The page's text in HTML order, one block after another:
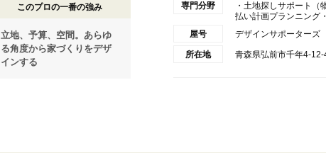
このプロの一番の強み
立地、予算、空間。あらゆ
る角度から家づくりをデザ
インする
専門分野
・土地探しサポート（
払い計画プランニング
屋号
デザインサポーターズ
所在地 青森県弘前市千年4-12-